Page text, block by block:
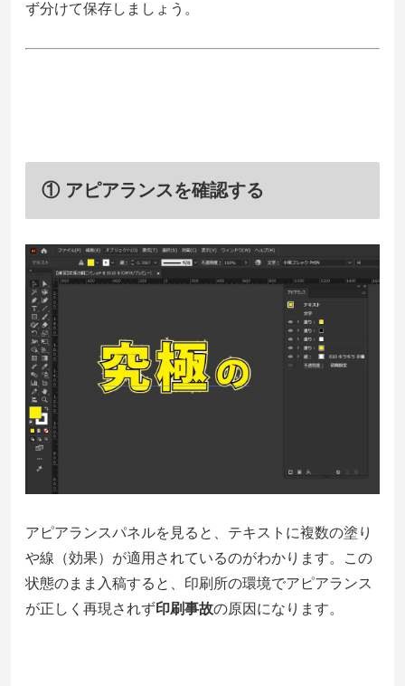
ず分けて保存しましょう。
① アピアランスを確認する
アピアランスパネルを見ると、テキストに複数の塗り
や線（効果）が適用されているのがわかります。この
状態のまま入稿すると、印刷所の環境でアピアランス
が正しく再現されず印刷事故の原因になります。